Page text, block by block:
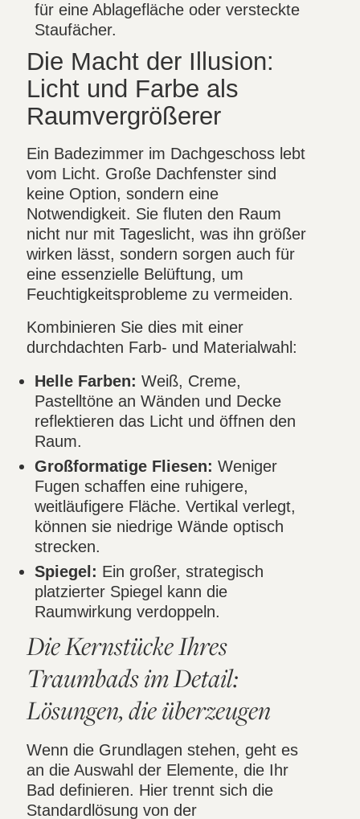
für eine Ablagefläche oder versteckte
Staufächer.
Die Macht der Illusion:
Licht und Farbe als
Raumvergrößerer
Ein Badezimmer im Dachgeschoss lebt
vom Licht. Große Dachfenster sind
keine Option, sondern eine
Notwendigkeit. Sie fluten den Raum
nicht nur mit Tageslicht, was ihn größer
wirken lässt, sondern sorgen auch für
eine essenzielle Belüftung, um
Feuchtigkeitsprobleme zu vermeiden.
Kombinieren Sie dies mit einer
durchdachten Farb- und Materialwahl:
Helle Farben: Weiß, Creme,
Pastelltöne an Wänden und Decke
reflektieren das Licht und öffnen den
Raum.
Großformatige Fliesen: Weniger
Fugen schaffen eine ruhigere,
weitläufigere Fläche. Vertikal verlegt,
können sie niedrige Wände optisch
strecken.
Spiegel: Ein großer, strategisch
platzierter Spiegel kann die
Raumwirkung verdoppeln.
Die Kernstücke Ihres
Traumbads im Detail:
Lösungen, die überzeugen
Wenn die Grundlagen stehen, geht es
an die Auswahl der Elemente, die Ihr
Bad definieren. Hier trennt sich die
Standardlösung von der